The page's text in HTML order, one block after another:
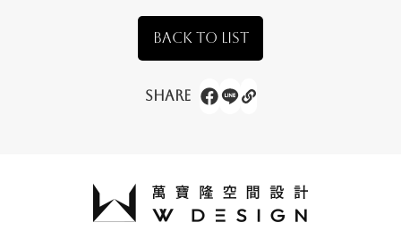
BACK TO LIST
Share